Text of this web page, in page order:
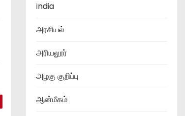
india
அரசியல்
அரியலூர்
அழகு குறிப்பு
ஆன்மீகம்